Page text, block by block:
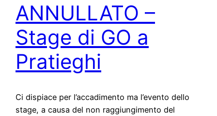
ANNULLATO –
Stage di GO a
Pratieghi
Ci dispiace per l’accadimento ma l’evento dello
stage, a causa del non raggiungimento del